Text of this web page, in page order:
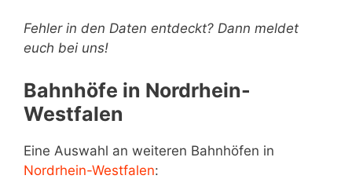
Fehler in den Daten entdeckt? Dann meldet
euch bei uns!
Bahnhöfe in Nordrhein-
Westfalen
Eine Auswahl an weiteren Bahnhöfen in
Nordrhein-Westfalen: